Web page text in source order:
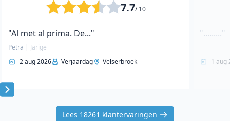
7.7/ 10
"Al met al prima. De..."
Petra | Jarige
2 aug 2026
Verjaardag Velserbroek
"........."
1 aug
Item
Lees 18261 klantervaringen